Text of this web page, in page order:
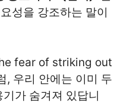
성을 강조하는 말이
fear of striking out
, 우리 안에는 이미 두
가 숨겨져 있답니